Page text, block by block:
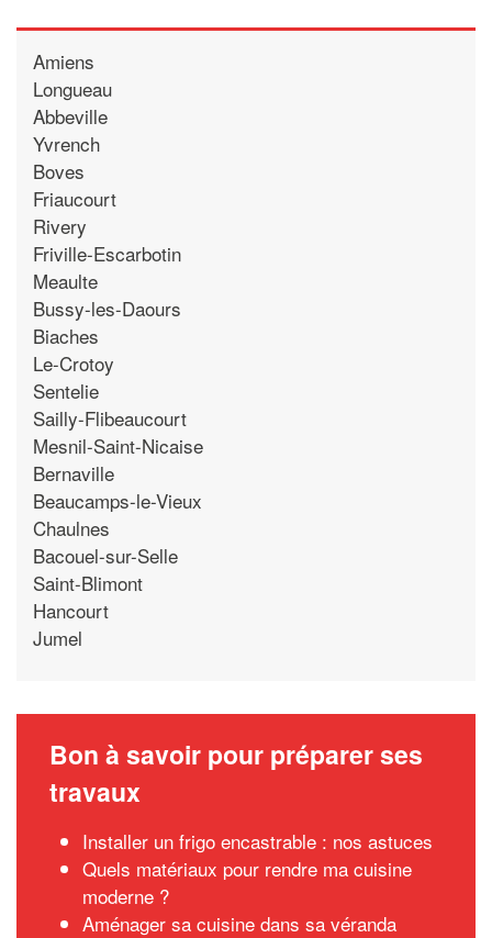
Amiens
Longueau
Abbeville
Yvrench
Boves
Friaucourt
Rivery
Friville-Escarbotin
Meaulte
Bussy-les-Daours
Biaches
Le-Crotoy
Sentelie
Sailly-Flibeaucourt
Mesnil-Saint-Nicaise
Bernaville
Beaucamps-le-Vieux
Chaulnes
Bacouel-sur-Selle
Saint-Blimont
Hancourt
Jumel
Bon à savoir pour préparer ses
travaux
Installer un frigo encastrable : nos astuces
Quels matériaux pour rendre ma cuisine
moderne ?
Aménager sa cuisine dans sa véranda